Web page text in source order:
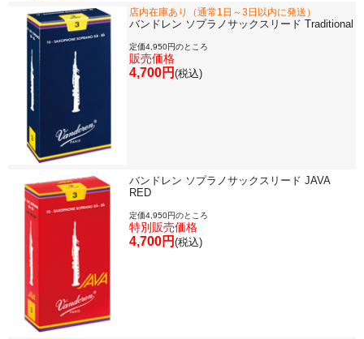
店内在庫あり（通常1日～3日以内に発送）
バンドレン ソプラノサックスリード Traditional
定価4,950円のところ
販売価格
4,700円 (税込)
バンドレン ソプラノサックスリード JAVA
RED
定価4,950円のところ
特別販売価格
4,700円 (税込)